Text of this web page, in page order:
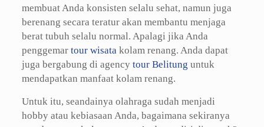
membuat Anda konsisten selalu sehat, namun juga
berenang secara teratur akan membantu menjaga
berat tubuh selalu normal. Apalagi jika Anda
penggemar tour wisatakolam renang. Anda dapat
juga bergabung di agency tour Belitung untuk
mendapatkan manfaat kolam renang.
Untuk itu, seandainya olahraga sudah menjadi
hobby atau kebiasaan Anda, bagaimana sekiranya